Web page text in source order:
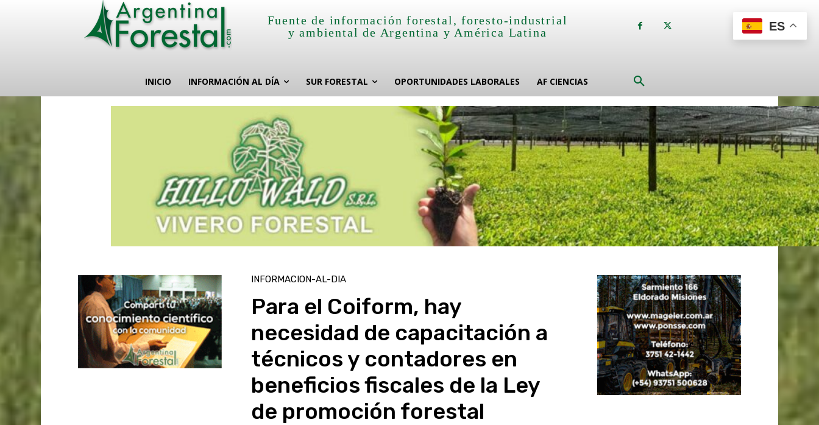
Fuente de información forestal, foresto-industrial
y ambiental de Argentina y América Latina
INICIO INFORMACIÓN AL DÍA SUR FORESTAL OPORTUNIDADES LABORALES AF CIENCIAS
INFORMACION-AL-DIA
Para el Coiform, hay
necesidad de capacitación a
técnicos y contadores en
beneficios fiscales de la Ley
de promoción forestal
ES